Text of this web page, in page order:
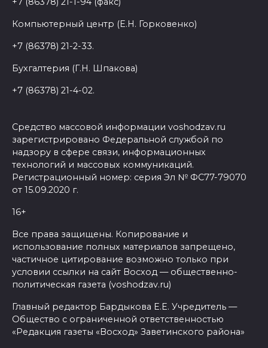
Компьютерный центр (Е.Н. Горковенко)
+7 (86378) 21-2-33.
Бухгалтерия (Г.Н. Шпакова)
+7 (86378) 21-4-02.
Средство массовой информации voshodzav.ru
зарегистрировано Федеральной службой по
надзору в сфере связи, информационных
технологий и массовых коммуникаций.
Регистрационный номер: серия Эл № ФС77-79070
от 15.09.2020 г.
16+
Все права защищены. Копирование и
использование полных материалов запрещено,
частичное цитирование возможно только при
условии ссылки на сайт Восход — общественно-
политическая газета (voshodzav.ru)
Главный редактор Бардыкова Е.Е. Учредитель —
Общество с ограниченной ответственностью
«Редакция газеты «Восход» Заветинского района»